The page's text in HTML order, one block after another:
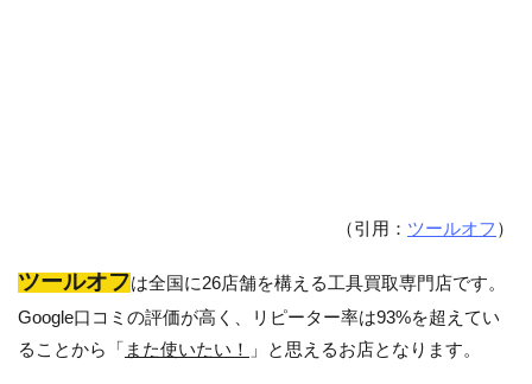
（引用： ツールオフ ）
ツールオフは全国に26店舗を構える工具買取専門店です。
Google口コミの評価が高く、リピーター率は93%を超えてい
ることから「 また使いたい！ 」と思えるお店となります。